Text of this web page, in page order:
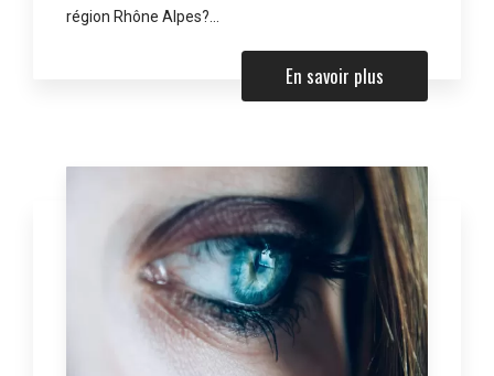
région Rhône Alpes?...
En savoir plus